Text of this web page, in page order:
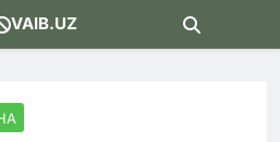
VAIB.UZ